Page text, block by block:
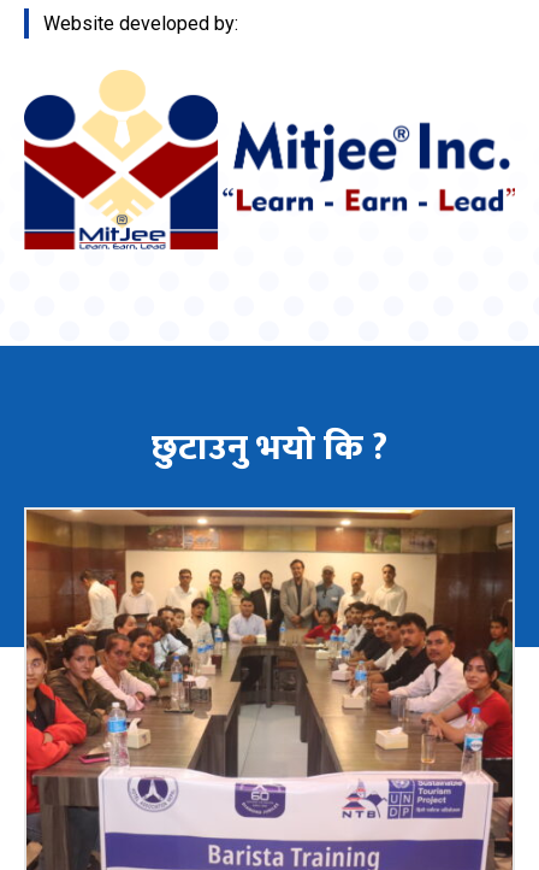
Website developed by:
छुटाउनु भयो कि ?